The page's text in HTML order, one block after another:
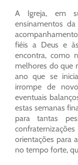
A Igreja, em
ensinamentos
fiéis a Deus e
encontra, como
melhores do que
ano que se
irrompe de
eventuais
estas semanas
para tantas
orientações para
no tempo forte,